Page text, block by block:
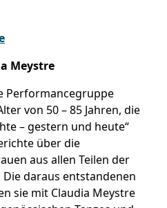
Meystre
Performancegruppe
von 50 – 85 Jahren, die
– gestern und heute“
über die
aus allen Teilen der
daraus entstandenen
sie mit Claudia Meystre